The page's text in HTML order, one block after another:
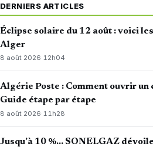
DERNIERS ARTICLES
Éclipse solaire du 12 août : voici
Alger
8 août 2026·12h04
Algérie Poste : Comment ouvrir un
Guide étape par étape
8 août 2026·11h28
Jusqu’à 10 %… SONELGAZ